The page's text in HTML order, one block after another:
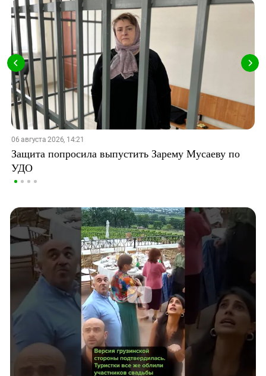
06 августа 2026, 14:21
Защита попросила выпустить Зарему Мусаеву по
УДО